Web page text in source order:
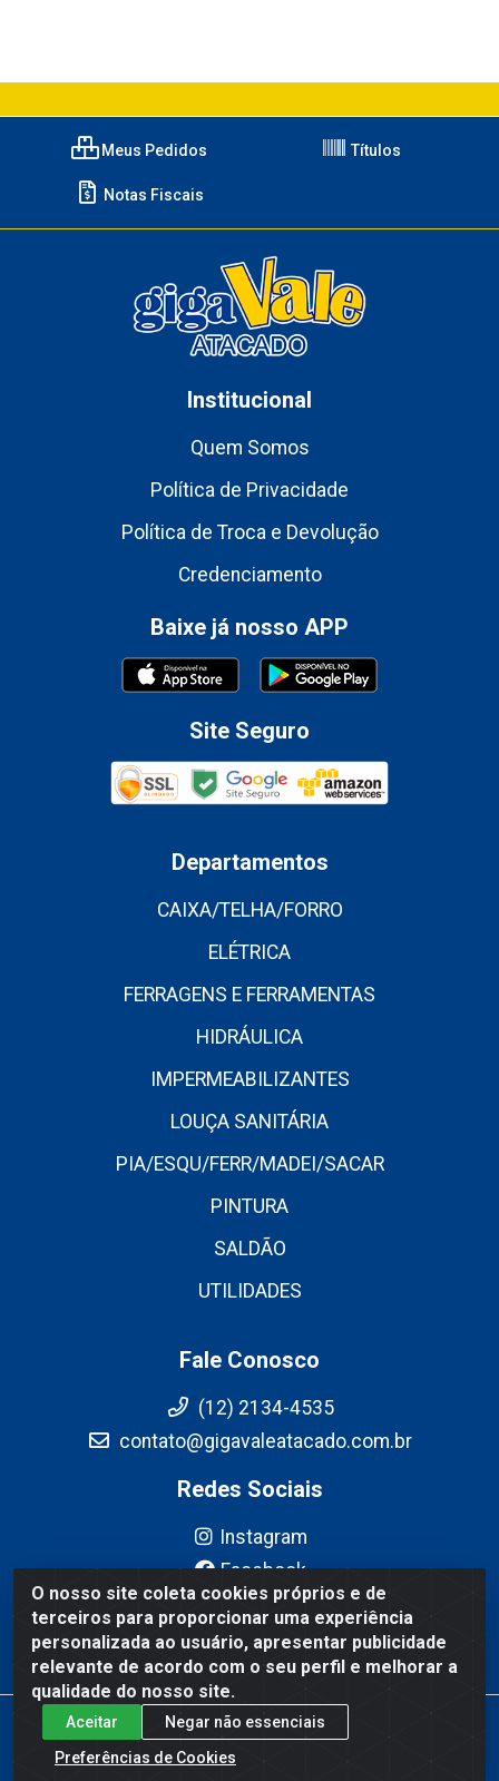
O nosso site coleta cookies próprios e de
terceiros para proporcionar uma experiência
personalizada ao usuário, apresentar publicidade
relevante de acordo com o seu perfil e melhorar a
qualidade do nosso site.
Aceitar
Negar não essenciais
Preferências de Cookies
Meus Pedidos Títulos
Notas Fiscais
Institucional
Quem Somos
Política de Privacidade
Política de Troca e Devolução
Credenciamento
Baixe já nosso APP
Site Seguro
Departamentos
CAIXA/TELHA/FORRO
ELÉTRICA
FERRAGENS E FERRAMENTAS
HIDRÁULICA
IMPERMEABILIZANTES
LOUÇA SANITÁRIA
PIA/ESQU/FERR/MADEI/SACAR
PINTURA
SALDÃO
UTILIDADES
Fale Conosco
(12) 2134-4535
contato@gigavaleatacado.com.br
Redes Sociais
Instagram
Facebook
YouTube
Linkedin
Gigavale Atacado - Av. Pedro Friggi, 451 - Vista Verde, São José
dos Campos/SP - CEP 12223-430 - CNPJ 08.978.600/0004-83